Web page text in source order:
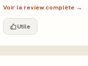
Voir la review complète →
Utile